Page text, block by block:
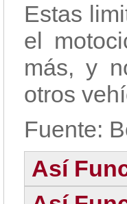
Estas
el
más, y
otros
Fuente:
Así